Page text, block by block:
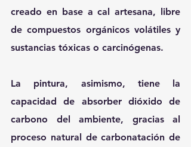
creado en base a cal artesana, libre
de compuestos orgánicos volátiles y
sustancias tóxicas o carcinógenas.
La pintura, asimismo, tiene la
capacidad de absorber dióxido de
carbono del ambiente, gracias al
proceso natural de carbonatación de